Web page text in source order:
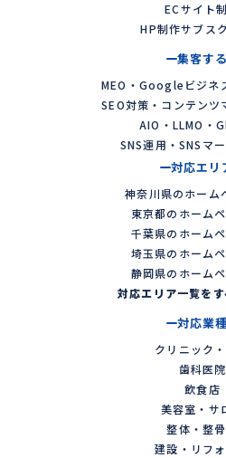
ECサイト
HP制作サブス
集客す
MEO・Googleビジネ
SEO対策・コンテンツ
AIO・LLMO・
SNS運用・SNSマ
対応エリ
神奈川県のホーム
東京都のホーム
千葉県のホーム
埼玉県のホーム
静岡県のホーム
対応エリア一覧を
対応業
クリニック
歯科医院
飲食店
美容室・サ
整体・整
建設・リフ